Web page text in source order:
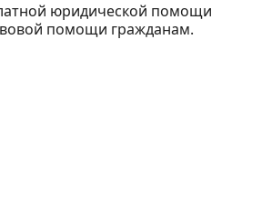
юридической помощи
помощи гражданам.